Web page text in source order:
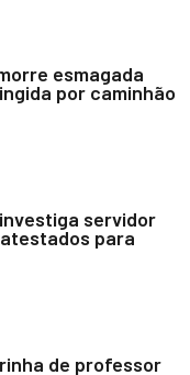
esmagada
por caminhão
servidor
para
de professor